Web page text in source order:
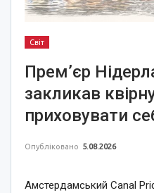
Світ
Прем’єр
закликав
приховувати
Опубліковано 5.08.2026
Амстердамський Canal